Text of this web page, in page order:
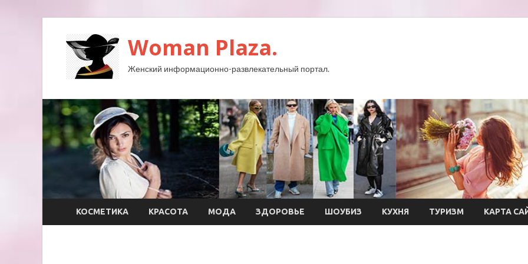
Woman Plaza.
Женский информационно-развлекательный портал.
КОСМЕТИКА КРАСОТА МОДА ЗДОРОВЬЕ ШОУБИЗ КУХНЯ ТУРИЗМ КАРТА